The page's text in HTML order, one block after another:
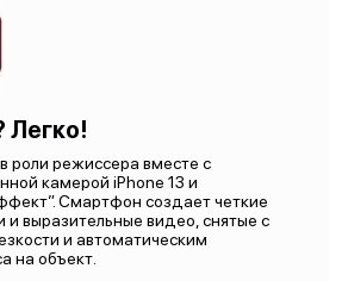
Легко!
роли режиссера вместе с
камерой iPhone 13 и
Смартфон создает четкие
и выразительные видео, снятые с
и автоматическим
на объект.